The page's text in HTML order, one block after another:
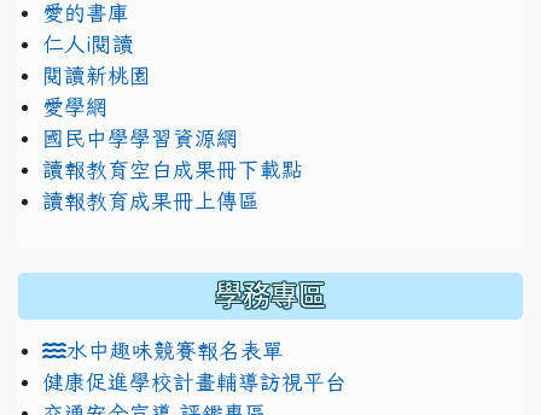
愛的書庫
仁人i閱讀
閱讀新桃園
愛學網
國民中學學習資源網
讀報教育空白成果冊下載點
讀報教育成果冊上傳區
學務專區
水中趣味競賽報名表單
健康促進學校計畫輔導訪視平台